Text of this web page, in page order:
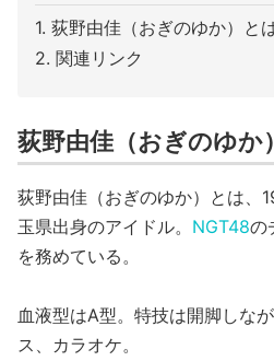
荻野由佳（おぎのゆか）と
関連リンク
荻野由佳（おぎのゆか
荻野由佳（おぎのゆか）とは、
玉県出身のアイドル。 NGT48の
を務めている。
血液型はA型。特技は開脚しな
ス、カラオケ。